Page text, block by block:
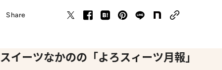
Share
スイーツなかのの「よろスィーツ月報」